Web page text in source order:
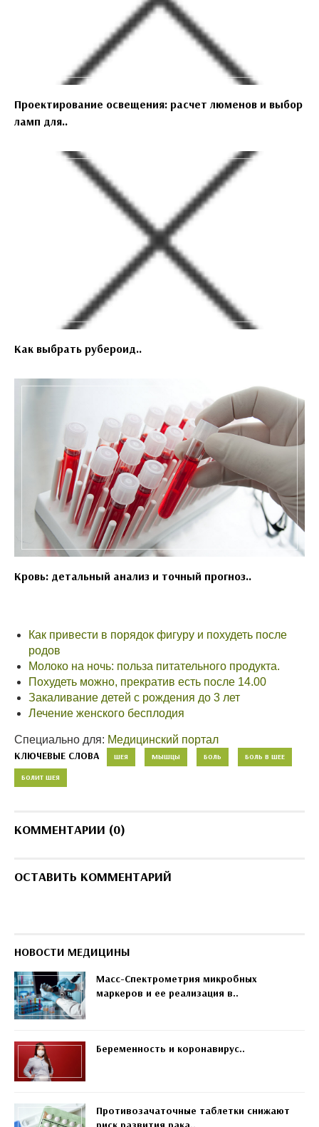
Проектирование освещения: расчет люменов и выбор
ламп для..
Как выбрать рубероид..
Кровь: детальный анализ и точный прогноз..
Как привести в порядок фигуру и похудеть после
родов
Молоко на ночь: польза питательного продукта.
Похудеть можно, прекратив есть после 14.00
Закаливание детей с рождения до 3 лет
Лечение женского бесплодия
Специально для: Медицинский портал
КЛЮЧЕВЫЕ СЛОВА ШЕЯ МЫШЦЫ БОЛЬ БОЛЬ В ШЕЕ
БОЛИТ ШЕЯ
КОММЕНТАРИИ (0)
ОСТАВИТЬ КОММЕНТАРИЙ
НОВОСТИ МЕДИЦИНЫ
Масс-Спектрометрия микробных
маркеров и ее реализация в..
Беременность и коронавирус..
Противозачаточные таблетки снижают